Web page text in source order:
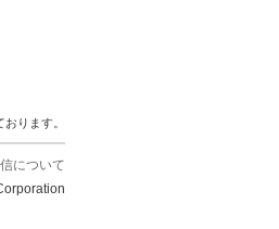
ります。
について